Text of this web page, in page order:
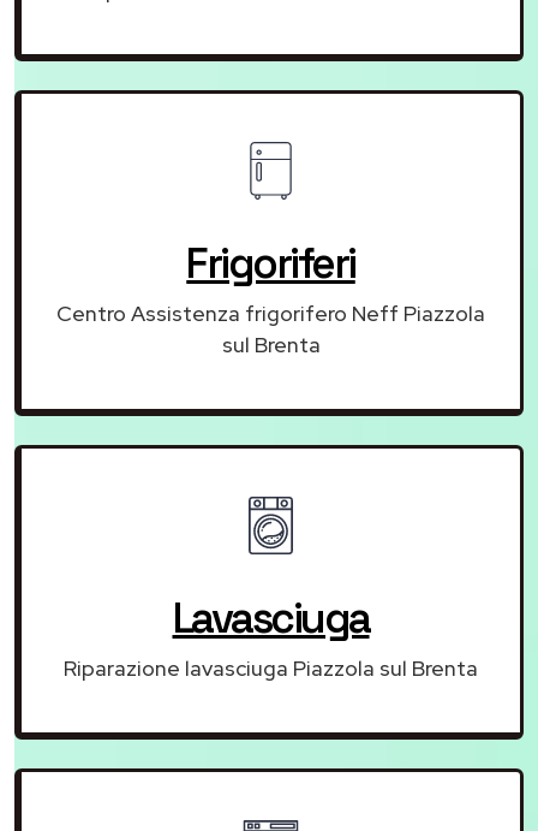
Frigoriferi
Centro Assistenza frigorifero Neff Piazzola
sul Brenta
Lavasciuga
Riparazione lavasciuga Piazzola sul Brenta